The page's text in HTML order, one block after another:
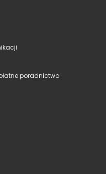
poradnictwo